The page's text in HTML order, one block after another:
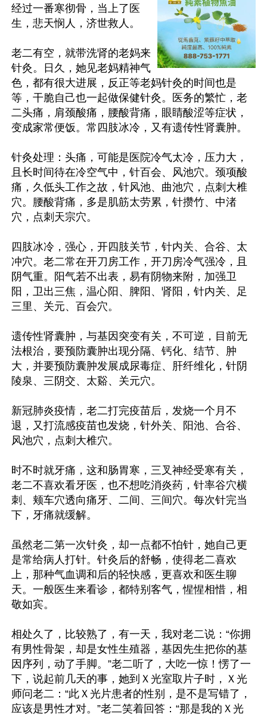
经过一番寒彻骨，当上了医
生，悲天悯人，济世救人。
老二有空，就带洗肾的老妈来
针灸。日久，她见老妈精神气
色，都有很大进展，反正等老妈针灸的时间也是
等，干脆自己也一起做保健针灸。医务的繁忙，老
二头痛，肩颈酸痛，腰酸背痛，眼睛酸涩等症状，
变成家常便饭。常四肢冰冷，又有遗传性肾囊肿。
针灸处理：头痛，可能是医院冷气太冷，压力大，
且长时间待在冷空气中，针百会、风池穴。颈项酸
痛，久低头工作之故，针风池、曲池穴，点刺大椎
穴。腰酸背痛，多是肌筋太劳累，针攒竹、中渚
穴，点刺天宗穴。
四肢冰冷，强心，开四肢关节，针内关、合谷、太
冲穴。老二常在开刀房工作，开刀房冷气强冷，且
阴气重。阳气若不出表，易有阴物来附，加强卫
阳，卫出三焦，温心阳、脾阳、肾阳，针内关、足
三里、关元、百会穴。
遗传性肾囊肿，与基因突变有关，不可逆，目前无
法根治，要预防囊肿出现分隔、钙化、结节、肿
大，并要预防囊肿发展成尿毒症、肝纤维化，针阴
陵泉、三阴交、太谿、关元穴。
新冠肺炎疫情，老二打完疫苗后，发烧一个月不
退，又打流感疫苗也发烧，针外关、阳池、合谷、
风池穴，点刺大椎穴。
时不时就牙痛，这和肠胃寒，三叉神经受寒有关，
老二不喜欢看牙医，也不想吃消炎药，针率谷穴横
刺、颊车穴透向痛牙、二间、三间穴。每次针完当
下，牙痛就缓解。
虽然老二第一次针灸，却一点都不怕针，她自己更
是常给病人打针。针灸后的舒畅，使得老二喜欢
上，那种气血调和后的轻快感，更喜欢和医生聊
天。一般医生来看诊，都特别客气，惺惺相惜，相
敬如宾。
相处久了，比较熟了，有一天，我对老二说：“你拥
有男性骨架，却是女性生殖器，基因先生把你的基
因序列，动了手脚。”老二听了，大吃一惊！愣了一
下，说起前几天的事，她到Ｘ光室取片子时，Ｘ光
师问老二：“此Ｘ光片患者的性别，是不是写错了，
应该是男性才对。”老二笑着回答：“那是我的Ｘ光